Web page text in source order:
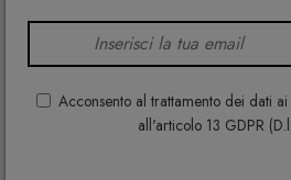
Acconsento al trattamento dei dati
all'articolo 13 GDPR